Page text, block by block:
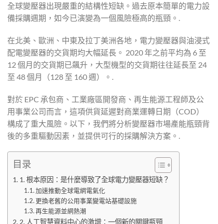
全球變壓器出現嚴重的結構性短缺。過去原本簡單的電力設
備採購週期，如今已演變為一個風險極高的瓶頸。.
在北美、歐洲、中東及拉丁美洲各地，電力變壓器與油浸式
配電變壓器的交貨期均大幅延長。 2020 年之前平均為 6 至
12 個月的交貨期已飆升，大型機型的交貨期往往延長至 24
至 48 個月（128 至 160 週）。.
對於 EPC 承包商、工業廠區開發商、再生能源工程師及公
用事業公司而言，這項供貨延遲對商業運轉日期（COD）
構成了重大風險。以下，我們將分析變壓器市場產能瓶頸背
後的多重驅動因素，並提供可行的採購解決方案。.
目录
1. 根本原因：是什麼導致了全球電力變壓器短缺？
加速推動全球電網電氣化
更換老舊的公用事業變電站基礎設施
再生能源並網熱潮
2. 人工智慧資料中心的激增：一個新的關鍵瓶頸